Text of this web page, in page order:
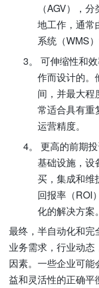
（AGV），
地工作，通常
系统（WMS）
3。 可伸缩性和
作而设计的。
间，并最大程
常适合具有重
运营精度。
4。 更高的前期
基础设施，设
买，集成和维
回报率（ROI
化的解决方案。
最终，半自动化和
业务需求，行业动
因素。一些企业可
益和灵活性的正确平